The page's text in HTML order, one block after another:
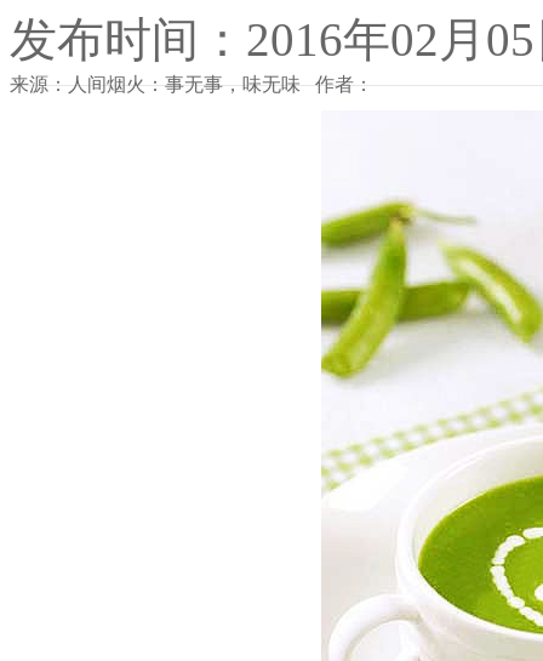
发布时间：2016年02月
来源：人间烟火：事无事，味无味 作者：